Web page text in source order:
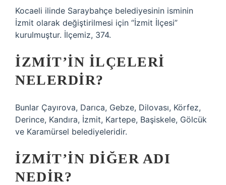
Kocaeli ilinde Saraybahçe belediyesinin isminin
İzmit olarak değiştirilmesi için “İzmit İlçesi”
kurulmuştur. İlçemiz, 374.
İZMIT’IN ILÇELERI
NELERDIR?
Bunlar Çayırova, Darıca, Gebze, Dilovası, Körfez,
Derince, Kandıra, İzmit, Kartepe, Başiskele, Gölcük
ve Karamürsel belediyeleridir.
İZMIT’IN DIĞER ADI
NEDIR?